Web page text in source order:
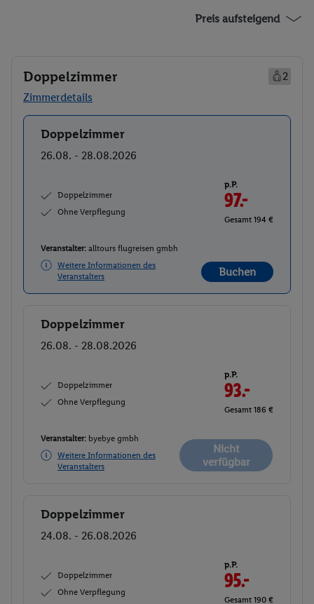
Preis aufsteigend
Doppelzimmer
2
Zimmerdetails
Buchen
Doppelzimmer
26.08. - 28.08.2026
Doppelzimmer
Ohne Verpflegung
p.P.
97.-
Gesamt 194 €
Veranstalter: alltours flugreisen gmbh
Weitere Informationen des
Veranstalters
Buchen
Buchen
Doppelzimmer
26.08. - 28.08.2026
Doppelzimmer
Ohne Verpflegung
p.P.
93.-
Gesamt 186 €
Veranstalter: byebye gmbh
Weitere Informationen des
Veranstalters
Nicht
verfügbar
Buchen
Doppelzimmer
24.08. - 26.08.2026
Doppelzimmer
Ohne Verpflegung
p.P.
95.-
Gesamt 190 €